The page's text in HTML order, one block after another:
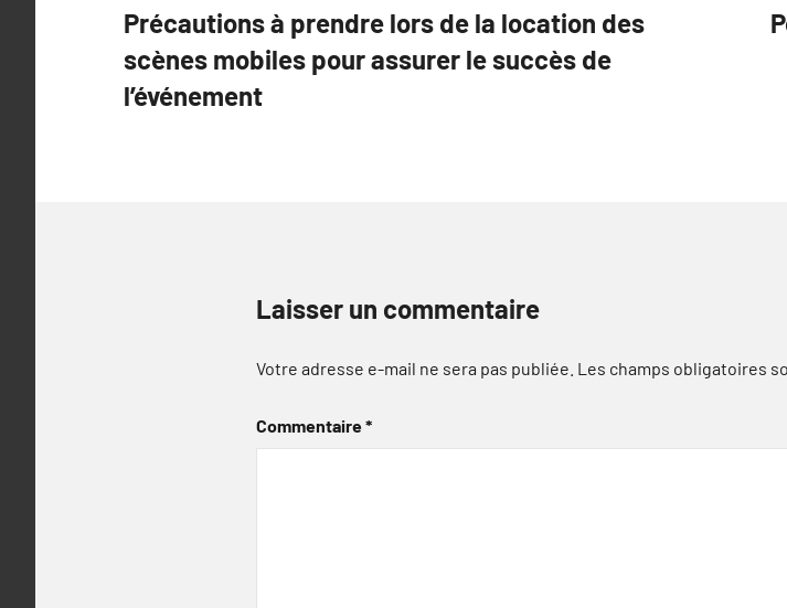
de
l’article
Précautions à prendre lors de la location des
scènes mobiles pour assurer le succès de
l’événement
Laisser un commentaire
Votre adresse e-mail ne sera pas publiée. Les champs obligatoires
Commentaire*